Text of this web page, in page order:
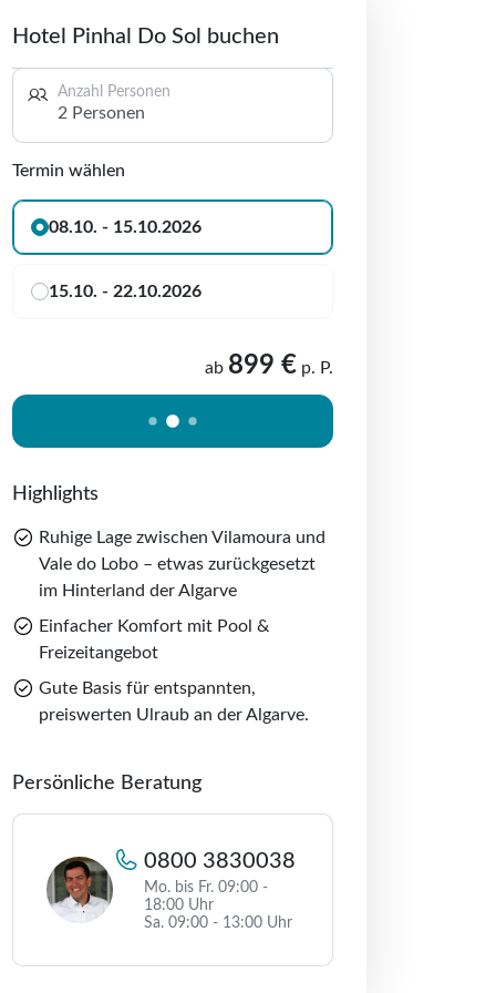
Hotel Pinhal Do Sol buchen
Anzahl Personen
2 Personen
Termin wählen
08.10. - 15.10.2026
15.10. - 22.10.2026
ab 899 € p. P.
Highlights
Ruhige Lage zwischen Vilamoura und
Vale do Lobo – etwas zurückgesetzt
im Hinterland der Algarve
Einfacher Komfort mit Pool &
Freizeitangebot
Gute Basis für entspannten,
preiswerten Ulraub an der Algarve.
Persönliche Beratung
0800 3830038
Mo. bis Fr. 09:00 -
18:00 Uhr
Sa. 09:00 - 13:00 Uhr